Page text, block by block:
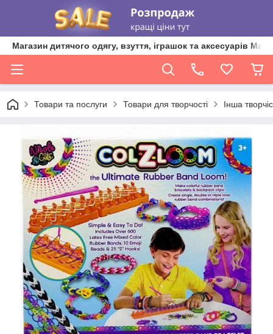
Магазин дитячого одягу, взуття, іграшок та аксесуарів
Товари та послуги Товари для творчості Інша